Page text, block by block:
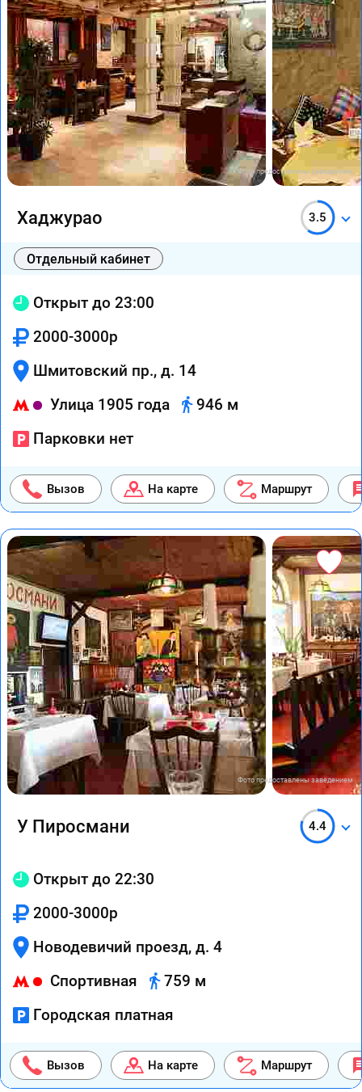
Фото предоставлены заведением
Хаджурао 3.5
Отдельный кабинет
Открыт до 23:00
2000-3000р
Шмитовский пр., д. 14
Улица 1905 года
946 м
Парковки нет
Вызов На карте Маршрут
Фото предоставлены заведением
У Пиросмани 4.4
Открыт до 22:30
2000-3000р
Новодевичий проезд, д. 4
Спортивная
759 м
Городская платная
Вызов На карте Маршрут